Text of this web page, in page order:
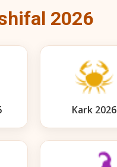
2026
Kark 2026